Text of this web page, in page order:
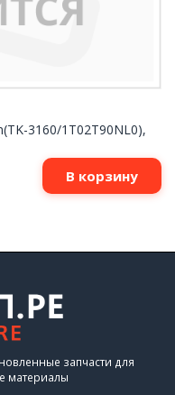
3160/1T02T90NL0),
В корзину
запчасти для
материалы